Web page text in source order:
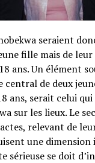
seraient
fille mais de leur
ans. Un élément
central de deux
ans, serait celui
sur les lieux. Le
relevant de
une
sérieuse se doit